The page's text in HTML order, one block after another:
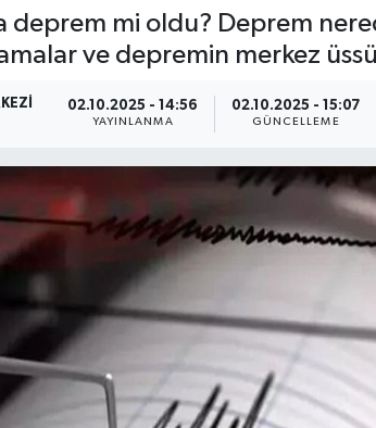
deprem mi oldu? Deprem
ve depremin merkez
02.10.2025 - 14:56
YAYINLANMA
02.10.2025 - 15:07
GÜNCELLEME